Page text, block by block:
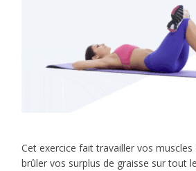
Cet exercice fait travailler vos
brûler vos surplus de graisse sur tout